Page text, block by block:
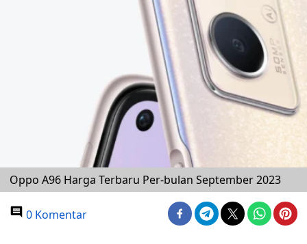
Oppo A96 Harga Terbaru Per-bulan September 2023
0 Komentar